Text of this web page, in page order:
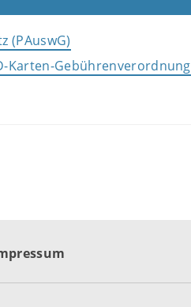
(PAuswG)
Karten-Gebührenverordnung